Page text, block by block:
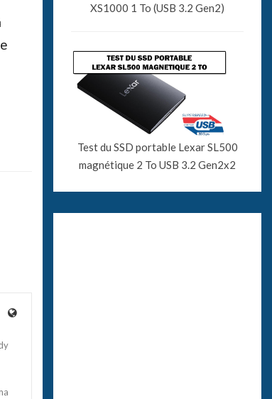
XS1000 1 To (USB 3.2 Gen2)
Test du SSD portable Lexar SL500
magnétique 2 To USB 3.2 Gen2x2